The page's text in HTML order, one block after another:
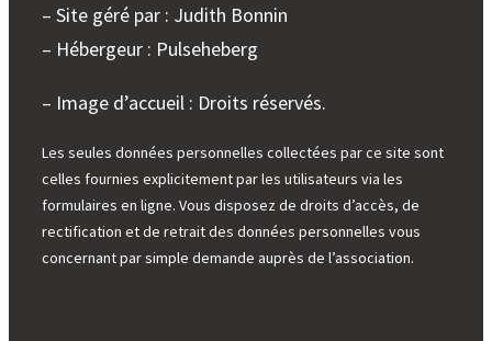
– Site géré par : Judith Bonnin
– Hébergeur : Pulseheberg
– Image d’accueil : Droits réservés.
Les seules données personnelles collectées par ce site sont
celles fournies explicitement par les utilisateurs via les
formulaires en ligne. Vous disposez de droits d’accès, de
rectification et de retrait des données personnelles vous
concernant par simple demande auprès de l’association.